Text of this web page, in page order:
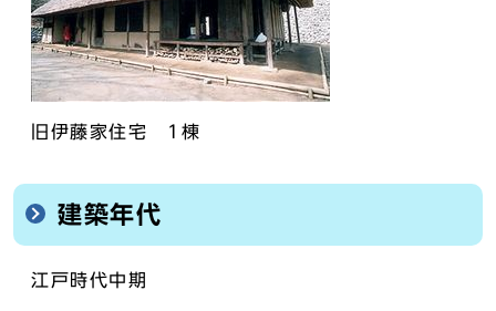
旧伊藤家住宅 1棟
建築年代
江戸時代中期